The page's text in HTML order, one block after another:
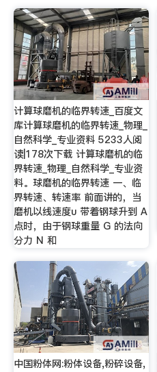
计算球磨机的临界转速_百度文
库计算球磨机的临界转速_物理_
自然科学_专业资料 5233人阅
读|178次下载 计算球磨机的临
界转速_物理_自然科学_专业资
料。球磨机的临界转速 一、临
界转速、转速率 前面讲的，当
磨机以线速度υ 带着钢球升到 A
点时，由于钢球重量 G 的法向
分力 N 和
中国粉体网:粉体设备,粉碎设备,